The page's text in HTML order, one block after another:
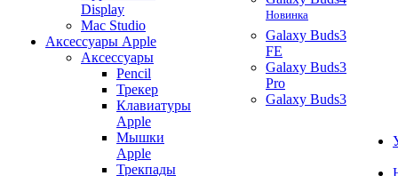
Display
Mac Studio
Аксессуары Apple
Аксессуары
Pencil
Трекер
Клавиатуры
Apple
Мышки
Apple
Трекпады
Новинка
Galaxy Buds3
FE
Galaxy Buds3
Pro
Galaxy Buds3